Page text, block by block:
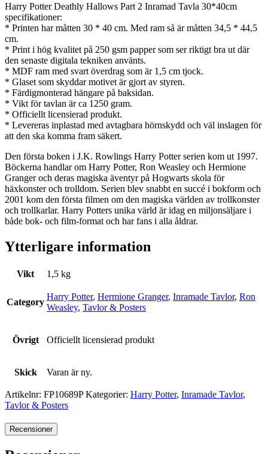
Harry Potter Deathly Hallows Part 2 Inramad Tavla 30*40cm
specifikationer:
* Printen har måtten 30 * 40 cm. Med ram så är måtten 34,5 * 44,5
cm.
* Print i hög kvalitet på 250 gsm papper som ser riktigt bra ut där
den senaste digitala tekniken använts.
* MDF ram med svart överdrag som är 1,5 cm tjock.
* Glaset som skyddar motivet är gjort av styren.
* Färdigmonterad hängare på baksidan.
* Vikt för tavlan är ca 1250 gram.
* Officiellt licensierad produkt.
* Levereras inplastad med avtagbara hörnskydd och väl inslagen för
att den ska komma fram säkert.
Den första boken i J.K. Rowlings Harry Potter serien kom ut 1997.
Böckerna handlar om Harry Potter, Ron Weasley och Hermione
Granger och deras magiska äventyr på Hogwarts skola för
häxkonster och trolldom. Serien blev snabbt en succé i bokform och
2001 kom den första filmen om den magiska världen av trollkonster
och trollkarlar. Harry Potters unika värld är idag en miljonsäljare i
både bok- och film-format och har fans i alla åldrar.
Ytterligare information
Vikt 1,5 kg
Category
Harry Potter, Hermione Granger, Inramade Tavlor, Ron
Weasley, Tavlor & Posters
Övrigt Officiellt licensierad produkt
Skick Varan är ny.
Artikelnr: FP10689P Kategorier: Harry Potter, Inramade Tavlor,
Tavlor & Posters
Recensioner